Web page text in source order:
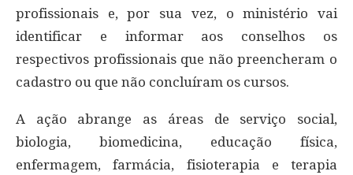
profissionais e, por sua vez, o ministério vai
identificar e informar aos conselhos os
respectivos profissionais que não preencheram o
cadastro ou que não concluíram os cursos.
A ação abrange as áreas de serviço social,
biologia, biomedicina, educação física,
enfermagem, farmácia, fisioterapia e terapia